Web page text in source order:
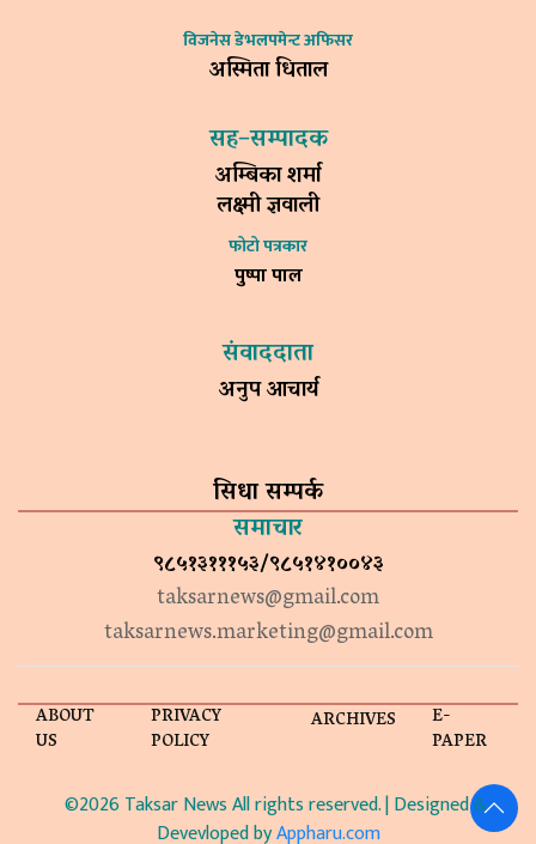
विजनेस डेभलपमेन्ट अफिसर
अस्मिता धिताल
सह–सम्पादक
अम्बिका शर्मा
लक्ष्मी ज्ञवाली
फोटो पत्रकार
पुष्पा पाल
संवाददाता
अनुप आचार्य
सिधा सम्पर्क
समाचार
९८५१३१११५३/९८५१४१००४३
taksarnews@gmail.com
taksarnews.marketing@gmail.com
ABOUT
US
PRIVACY
POLICY
ARCHIVES E-
PAPER
©2026 Taksar News All rights reserved. | Designed &
Devevloped byAppharu.com